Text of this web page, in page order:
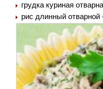
грудка куриная
рис длинный отварной